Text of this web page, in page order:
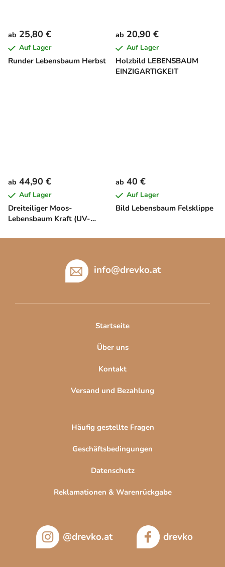
Runder Lebensbaum Herbst
ab 25,80 €
Auf Lager
Holzbild LEBENSBAUM
EINZIGARTIGKEIT
ab 20,90 €
Auf Lager
Dreiteiliger Moos-
Lebensbaum Kraft (UV-
ab 44,90 €
Auf Lager
Bild Lebensbaum Felsklippe
ab 40 €
Auf Lager
info@drevko.at
Startseite
Über uns
Kontakt
Versand und Bezahlung
Häufig gestellte Fragen
Geschäftsbedingungen
Datenschutz
Reklamationen & Warenrückgabe
@drevko.at drevko